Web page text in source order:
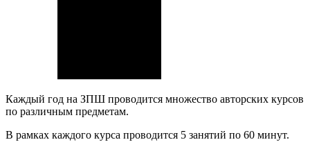
Каждый год на ЗПШ проводится множество авторских курсов
по различным предметам.
В рамках каждого курса проводится 5 занятий по 60 минут.